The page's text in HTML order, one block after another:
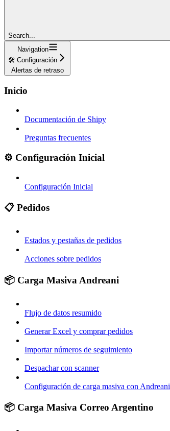
Search...
Navigation
🛠️ Configuración
Alertas de retraso
Inicio
Documentación de Shipy
Preguntas frecuentes
⚙️ Configuración Inicial
Configuración Inicial
📋 Pedidos
Estados y pestañas de pedidos
Acciones sobre pedidos
📦 Carga Masiva Andreani
Flujo de datos resumido
Generar Excel y comprar pedidos
Importar números de seguimiento
Despachar con scanner
Configuración de carga masiva con Andreani
📦 Carga Masiva Correo Argentino